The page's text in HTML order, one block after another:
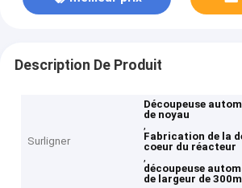
Description De Produit
Surligner
Découpeuse
de noyau
,
Fabrication de la
coeur du réacteur
,
découpeuse
de largeur de